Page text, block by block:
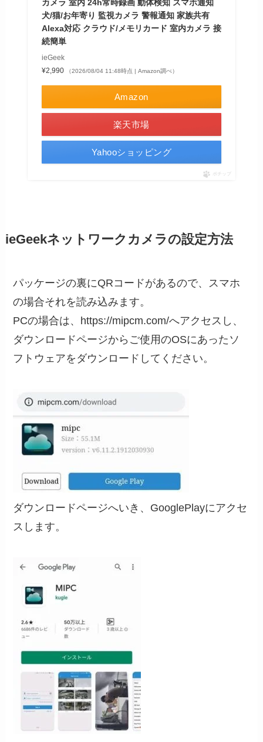
カメラ 室内 24h常時録画 動体検知 スマホ通知
犬/猫/お年寄り 監視カメラ 警報通知 家族共有
Alexa対応 クラウド/メモリカード 室内カメラ 接
続簡単
ieGeek
¥2,990
（2026/08/04 11:48時点 | Amazon調べ）
Amazon
楽天市場
Yahooショッピング
ポチップ
ieGeekネットワークカメラの設定方法
パッケージの裏にQRコードがあるので、スマホ
の場合それを読み込みます。
PCの場合は、https://mipcm.com/へアクセスし、
ダウンロードページからご使用のOSにあったソ
フトウェアをダウンロードしてください。
ダウンロードページへいき、GooglePlayにアクセ
スします。